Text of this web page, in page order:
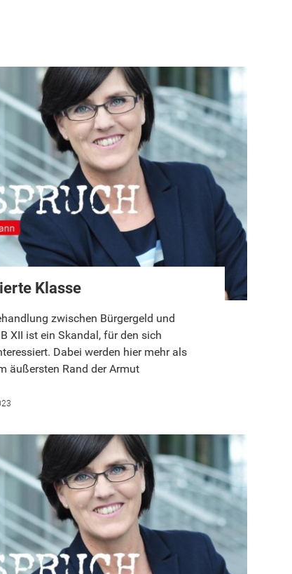
Klasse
zwischen Bürgergeld und
XII ist ein Skandal, für den sich
Dabei werden hier mehr als
äußersten Rand der Armut